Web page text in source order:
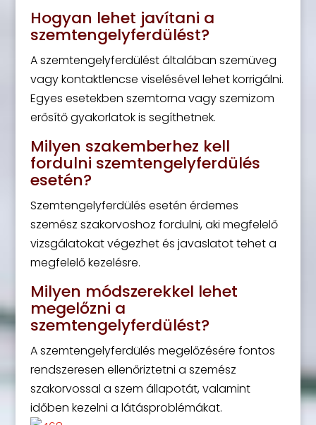
Hogyan lehet javítani a
szemtengelyferdülést?
A szemtengelyferdülést általában szemüveg
vagy kontaktlencse viselésével lehet korrigálni.
Egyes esetekben szemtorna vagy szemizom
erősítő gyakorlatok is segíthetnek.
Milyen szakemberhez kell
fordulni szemtengelyferdülés
esetén?
Szemtengelyferdülés esetén érdemes
szemész szakorvoshoz fordulni, aki megfelelő
vizsgálatokat végezhet és javaslatot tehet a
megfelelő kezelésre.
Milyen módszerekkel lehet
megelőzni a
szemtengelyferdülést?
A szemtengelyferdülés megelőzésére fontos
rendszeresen ellenőriztetni a szemész
szakorvossal a szem állapotát, valamint
időben kezelni a látásproblémákat.